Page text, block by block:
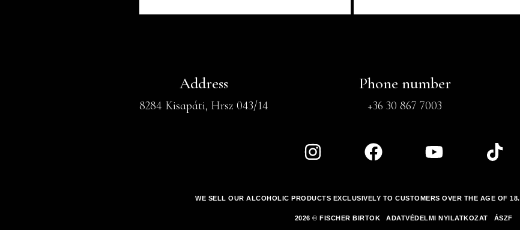
Address
8284 Kisapáti, Hrsz 043/14
Phone number
+36 30 867 7003
WE SELL OUR ALCOHOLIC PRODUCTS EXCLUSIVELY TO CUSTOMERS OVER THE AGE OF 18.
2026 © FISCHER BIRTOK ADATVÉDELMI NYILATKOZAT ÁSZF